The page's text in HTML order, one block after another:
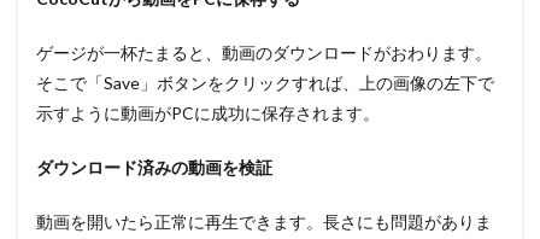
ゲージが一杯たまると、動画のダウンロードがおわります。
そこで「Save」ボタンをクリックすれば、上の画像の左下で
示すように動画がPCに成功に保存されます。
ダウンロード済みの動画を検証
動画を開いたら正常に再生できます。長さにも問題がありま